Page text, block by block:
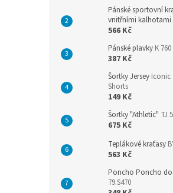
Pánské sportovní
vnitřními kalhotami
566 Kč
Pánské plavky K 760
387 Kč
Šortky Jersey Iconic
Shorts
149 Kč
Šortky "Athletic" TJ
675 Kč
Teplákové kraťasy
563 Kč
Poncho Poncho do
79.S470